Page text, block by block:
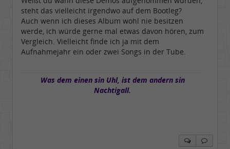
steht das vielleicht irgendwo auf dem Bootleg?
Auch wenn ich dieses Album wohl nie besitzen
werde, ich würde gerne mal etwas davon hören, zum
Vergleich. Vielleicht finde ich ja mit dem
Aufnahmejahr ein oder zwei Songs in der Tube.
Was dem einen sin Uhl, ist dem andern sin
Nachtigall.